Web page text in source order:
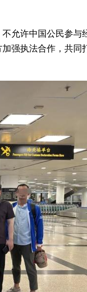
允许中国公民参与
强执法合作，共同